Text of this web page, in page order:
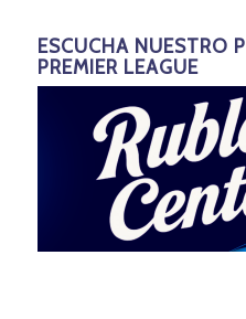
ESCUCHA NUESTRO
PREMIER LEAGUE